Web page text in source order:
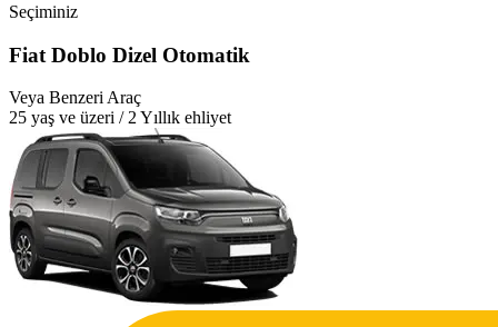
Seçiminiz
Fiat Doblo Dizel Otomatik
Veya Benzeri Araç
25 yaş ve üzeri / 2 Yıllık ehliyet